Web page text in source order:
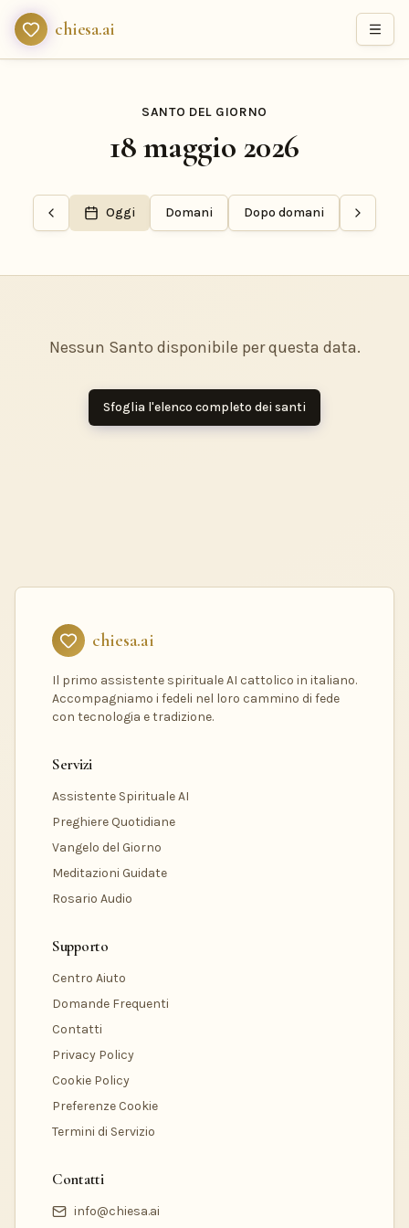
chiesa.ai
SANTO DEL GIORNO
18 maggio 2026
Oggi Domani Dopo domani
Nessun Santo disponibile per questa data.
Sfoglia l'elenco completo dei santi
chiesa.ai
Il primo assistente spirituale AI cattolico in italiano.
Accompagniamo i fedeli nel loro cammino di fede
con tecnologia e tradizione.
Servizi
Assistente Spirituale AI
Preghiere Quotidiane
Vangelo del Giorno
Meditazioni Guidate
Rosario Audio
Supporto
Centro Aiuto
Domande Frequenti
Contatti
Privacy Policy
Cookie Policy
Preferenze Cookie
Termini di Servizio
Contatti
info@chiesa.ai